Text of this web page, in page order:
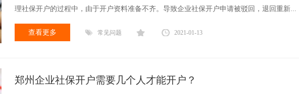
理社保开户的过程中，由于开户资料准备不齐。导致企业社保开户申请被驳回，退回重新...
查看更多 常见问题 2021-01-13
郑州企业社保开户需要几个人才能开户？